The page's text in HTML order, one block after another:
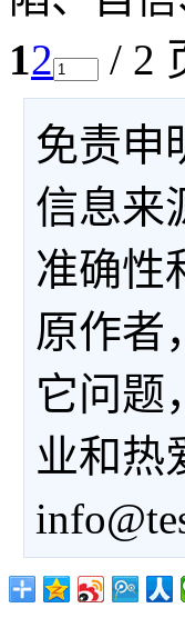
12 / 2
免责申
信息来
准确性
原作者
它问题
业和热